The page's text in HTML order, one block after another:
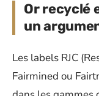
Or recyclé
un
Les labels RJC
Fairmined ou